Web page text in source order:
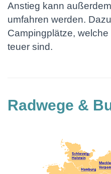
Anstieg kann
umfahren werden.
Campingplätze,
teuer sind.
Radwege &